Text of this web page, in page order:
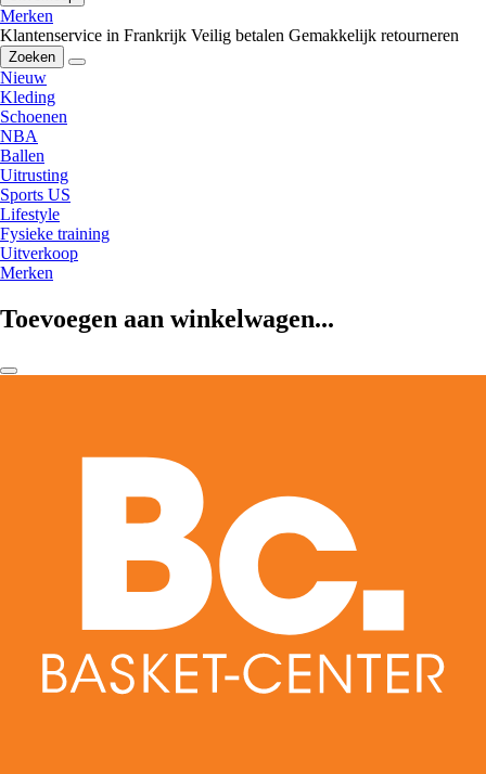
Merken
Klantenservice in Frankrijk Veilig betalen Gemakkelijk retourneren
Zoeken
Nieuw
Kleding
Schoenen
NBA
Ballen
Uitrusting
Sports US
Lifestyle
Fysieke training
Uitverkoop
Merken
Toevoegen aan winkelwagen...